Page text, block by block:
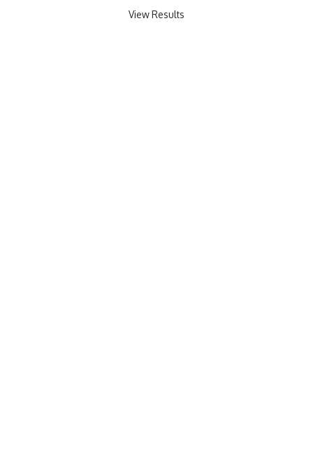
View Results